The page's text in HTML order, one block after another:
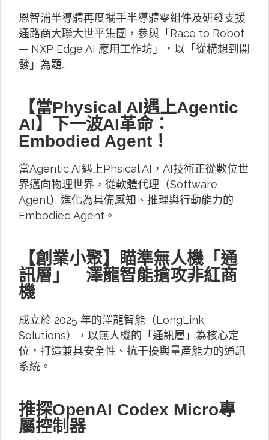
恩智浦半導體再度攜手半導體零組件及研發支援
通路商大聯大世平集團，參與「Race to Robot
— NXP Edge AI 應用工作坊」，以「從構想到開
發」為題…
【當Physical AI遇上Agentic
AI】下一波AI革命：
Embodied Agent！
當Agentic AI遇上Phsical AI，AI技術正從數位世
界邁向物理世界，從軟體代理（Software
Agent）進化為具備感知、推理與行動能力的
Embodied Agent。
【創業小聚】瞄準無人機「通
訊層」 澤龍智能搶攻非紅商
機
成立於 2025 年的澤龍智能（LongLink
Solutions），以無人機的「通訊層」為核心定
位，打造兼具安全性、抗干擾與量產能力的通訊
系統。
推探OpenAI Codex Micro專
屬控制器